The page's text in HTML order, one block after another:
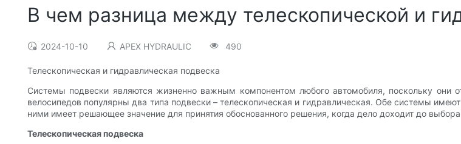
В чем разница между телескопической и
2024-10-10 APEX HYDRAULIC 490
Телескопическая и гидравлическая подвеска
Системы подвески являются жизненно важным компонентом любого автомобиля, поскольку они
велосипедов популярны два типа подвески – телескопическая и гидравлическая. Обе системы
ними имеет решающее значение для принятия обоснованного решения, когда дело доходит до
Телескопическая подвеска